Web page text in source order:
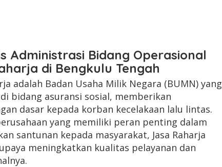
Administrasi Bidang Operasional
di Bengkulu Tengah
adalah Badan Usaha Milik Negara (BUMN) yang
bidang asuransi sosial, memberikan
dasar kepada korban kecelakaan lalu lintas.
yang memiliki peran penting dalam
santunan kepada masyarakat, Jasa Raharja
meningkatkan kualitas pelayanan dan